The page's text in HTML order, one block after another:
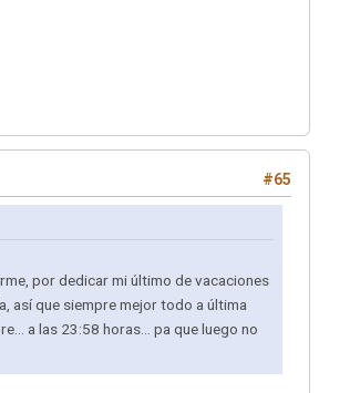
#65
por dedicar mi último de vacaciones
así que siempre mejor todo a última
a las 23:58 horas... pa que luego no